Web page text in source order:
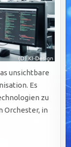
unsichtbare
Es
zu
Orchester, in